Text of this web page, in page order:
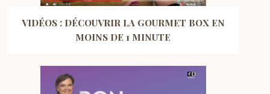
VIDÉOS : DÉCOUVRIR LA GOURMET BOX EN
MOINS DE 1 MINUTE